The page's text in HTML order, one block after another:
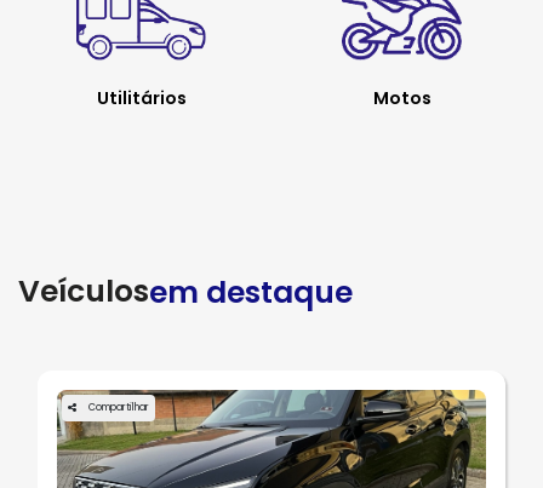
Utilitários Motos
Veículosem destaque
Compartilhar